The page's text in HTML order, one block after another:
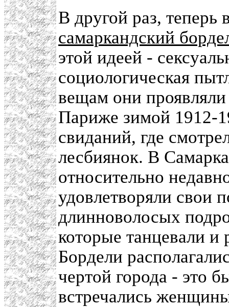
В другой раз,
самаркандский
этой идеей -
социологическая
вещам они
Париже зимой 1912-
свиданий, где
лесбиянок. В
относительно
удовлетворяли свои
длинноволосых
которые танцевали и
Бордели
чертой города - это
встречались